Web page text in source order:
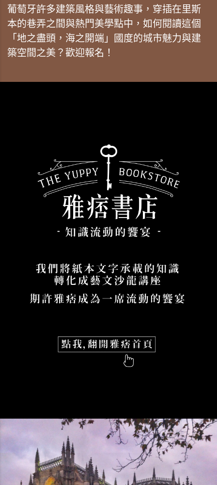
葡萄牙許多建築風格與藝術趣事，穿插在里斯
本的巷弄之間與熱門美學點中，如何閱讀這個
「地之盡頭，海之開端」國度的城市魅力與建
築空間之美？歡迎報名！